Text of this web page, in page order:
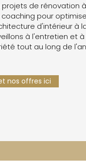
de rénovation à
pour
d'intérieur à
à l'entretien et à
tout au long de
nos offres ici